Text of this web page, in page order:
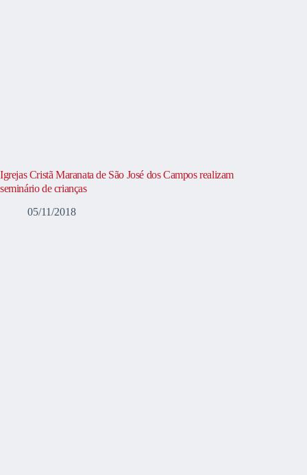
Igrejas Cristã Maranata de São José dos Campos realizam
seminário de crianças
05/11/2018